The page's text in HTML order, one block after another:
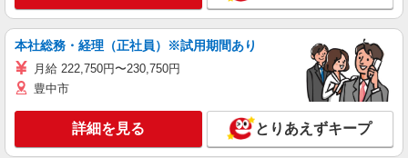
本社総務・経理（正社員）※試用期間あり
月給 222,750円〜230,750円
豊中市
詳細を見る とりあえずキープ